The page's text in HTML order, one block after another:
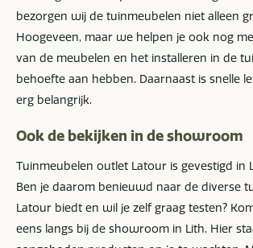
bezorgen wij de tuinmeubelen niet alleen
Hoogeveen, maar we helpen je ook nog
van de meubelen en het installeren in de
behoefte aan hebben. Daarnaast is snelle
erg belangrijk.
Ook de bekijken in de showroom
Tuinmeubelen outlet Latour is gevestigd in
Ben je daarom benieuwd naar de diverse
Latour biedt en wil je zelf graag testen?
eens langs bij de showroom in Lith. Hier